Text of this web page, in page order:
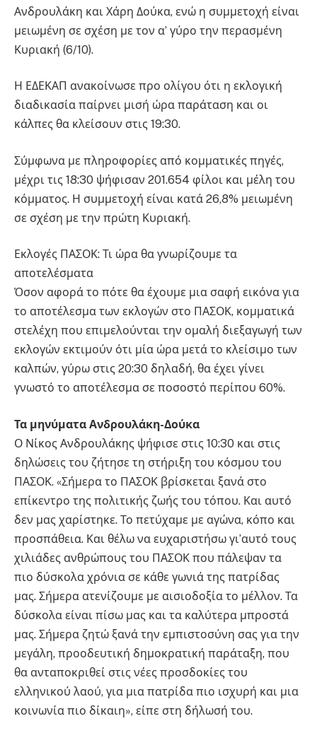
Ανδρουλάκη και Χάρη Δούκα, ενώ η συμμετοχή είναι
μειωμένη σε σχέση με τον α’ γύρο την περασμένη
Κυριακή (6/10).
Η ΕΔΕΚΑΠ ανακοίνωσε προ ολίγου ότι η εκλογική
διαδικασία παίρνει μισή ώρα παράταση και οι
κάλπες θα κλείσουν στις 19:30.
Σύμφωνα με πληροφορίες από κομματικές πηγές,
μέχρι τις 18:30 ψήφισαν 201.654 φίλοι και μέλη του
κόμματος. Η συμμετοχή είναι κατά 26,8% μειωμένη
σε σχέση με την πρώτη Κυριακή.
Εκλογές ΠΑΣΟΚ: Τι ώρα θα γνωρίζουμε τα
αποτελέσματα
Όσον αφορά το πότε θα έχουμε μια σαφή εικόνα για
το αποτέλεσμα των εκλογών στο ΠΑΣΟΚ, κομματικά
στελέχη που επιμελούνται την ομαλή διεξαγωγή των
εκλογών εκτιμούν ότι μία ώρα μετά το κλείσιμο των
καλπών, γύρω στις 20:30 δηλαδή, θα έχει γίνει
γνωστό το αποτέλεσμα σε ποσοστό περίπου 60%.
Τα μηνύματα Ανδρουλάκη-Δούκα
Ο Νίκος Ανδρουλάκης ψήφισε στις 10:30 και στις
δηλώσεις του ζήτησε τη στήριξη του κόσμου του
ΠΑΣΟΚ. «Σήμερα το ΠΑΣΟΚ βρίσκεται ξανά στο
επίκεντρο της πολιτικής ζωής του τόπου. Και αυτό
δεν μας χαρίστηκε. Το πετύχαμε με αγώνα, κόπο και
προσπάθεια. Και θέλω να ευχαριστήσω γι’αυτό τους
χιλιάδες ανθρώπους του ΠΑΣΟΚ που πάλεψαν τα
πιο δύσκολα χρόνια σε κάθε γωνιά της πατρίδας
μας. Σήμερα ατενίζουμε με αισιοδοξία το μέλλον. Τα
δύσκολα είναι πίσω μας και τα καλύτερα μπροστά
μας. Σήμερα ζητώ ξανά την εμπιστοσύνη σας για την
μεγάλη, προοδευτική δημοκρατική παράταξη, που
θα ανταποκριθεί στις νέες προσδοκίες του
ελληνικού λαού, για μια πατρίδα πιο ισχυρή και μια
κοινωνία πιο δίκαιη», είπε στη δήλωσή του.